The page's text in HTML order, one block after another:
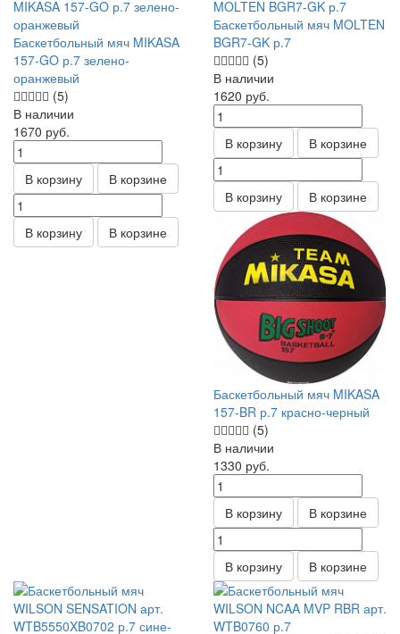
Баскетбольный мяч MIKASA
157-GO р.7 зелено-
оранжевый
(5)
В наличии
1670 руб.
В корзину В корзине
В корзину В корзине
Баскетбольный мяч MOLTEN
BGR7-GK р.7
(5)
В наличии
1620 руб.
В корзину В корзине
В корзину В корзине
Баскетбольный мяч MIKASA
157-BR р.7 красно-черный
(5)
В наличии
1330 руб.
В корзину В корзине
В корзину В корзине